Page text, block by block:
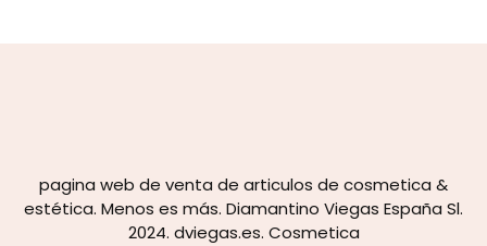
pagina web de venta de articulos de cosmetica &
estética. Menos es más. Diamantino Viegas España Sl.
2024. dviegas.es. Cosmetica